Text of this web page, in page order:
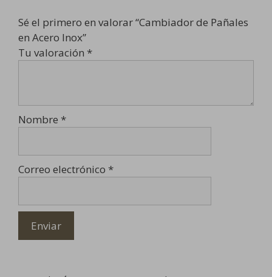
Sé el primero en valorar “Cambiador de Pañales
en Acero Inox”
Tu valoración *
Nombre *
Correo electrónico *